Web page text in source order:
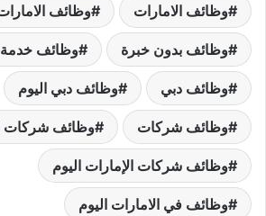
وظائف الامارات وظائف
وظائف بدون خبرة وظائف خدمة
وظائف دبي وظائف دبي اليوم
وظائف شركات وظائف شركات
وظائف شركات الإمارات اليوم
وظائف في الامارات اليوم